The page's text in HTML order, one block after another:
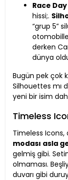
Race Day
hissi;.
“grup 5”
derken
dünya
Bugün pek çok
Silhouettes mı
yeni bir isim
Timeless
Timeless Icons,
modası asla
gelmiş gibi.
olmaması.
duvarı gibi